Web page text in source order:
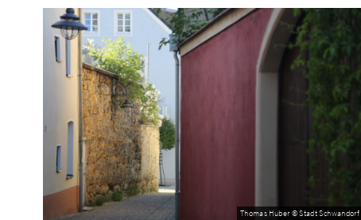
Thomas Huber © Stadt Schwandorf